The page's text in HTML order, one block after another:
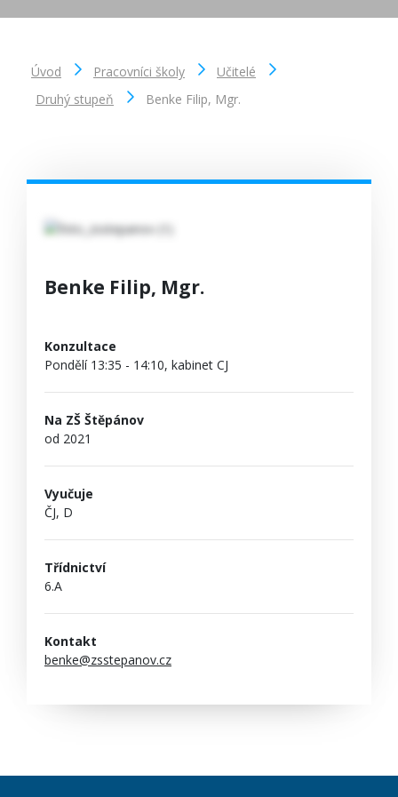
Úvod Pracovníci školy
Učitelé
Druhý stupeň
Benke Filip, Mgr.
Benke Filip, Mgr.
Konzultace
Pondělí 13:35 - 14:10, kabinet CJ
Na ZŠ Štěpánov
od 2021
Vyučuje
ČJ, D
Třídnictví
6.A
Kontakt
benke@zsstepanov.cz